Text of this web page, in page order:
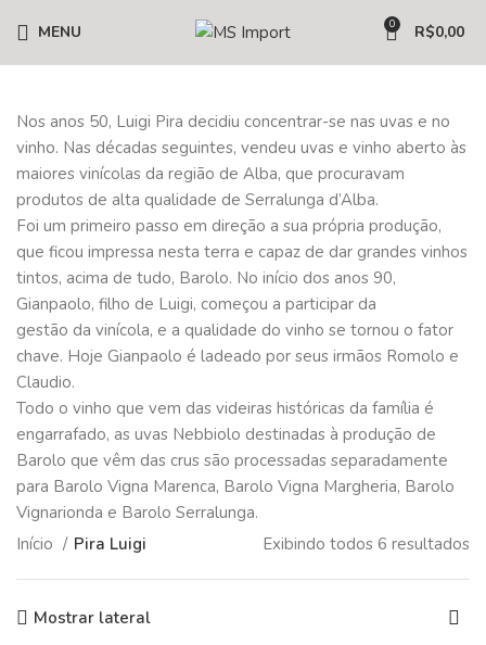
MENU 0 R$0,00
Nos anos 50, Luigi Pira decidiu concentrar-se nas uvas e no
vinho. Nas décadas seguintes, vendeu uvas e vinho aberto às
maiores vinícolas da região de Alba, que procuravam
produtos de alta qualidade de Serralunga d’Alba.
Foi um primeiro passo em direção a sua própria produção,
que ficou impressa nesta terra e capaz de dar grandes vinhos
tintos, acima de tudo, Barolo. No início dos anos 90,
Gianpaolo, filho de Luigi, começou a participar da
gestão da vinícola, e a qualidade do vinho se tornou o fator
chave. Hoje Gianpaolo é ladeado por seus irmãos Romolo e
Claudio.
Todo o vinho que vem das videiras históricas da família é
engarrafado, as uvas Nebbiolo destinadas à produção de
Barolo que vêm das crus são processadas separadamente
para Barolo Vigna Marenca, Barolo Vigna Margheria, Barolo
Vignarionda e Barolo Serralunga.
Início
Pira Luigi Exibindo todos 6 resultados
Mostrar lateral